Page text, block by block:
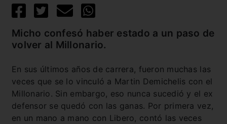
Micho confesó haber estado a un paso de
volver al Millonario.
En sus últimos años de carrera, fueron muchas las
veces que se lo vinculó a Martin Demichelis con el
Millonario. Sin embargo, eso nunca sucedió y el ex
defensor se quedó con las ganas. Por primera vez,
en un mano a mano con Libero, contó las veces